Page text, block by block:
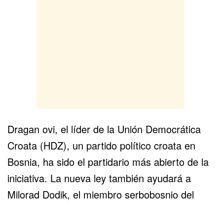
Dragan ovi, el líder de la Unión Democrática
Croata (HDZ), un partido político croata en
Bosnia, ha sido el partidario más abierto de la
iniciativa. La nueva ley también ayudará a
Milorad Dodik, el miembro serbobosnio del